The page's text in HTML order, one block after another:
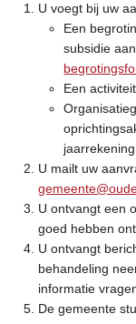
U voegt bij uw
Een
subsidie
Een
U mailt uw
U ontvangt een
goed hebben
U ontvangt
behandeling
informatie
De gemeente